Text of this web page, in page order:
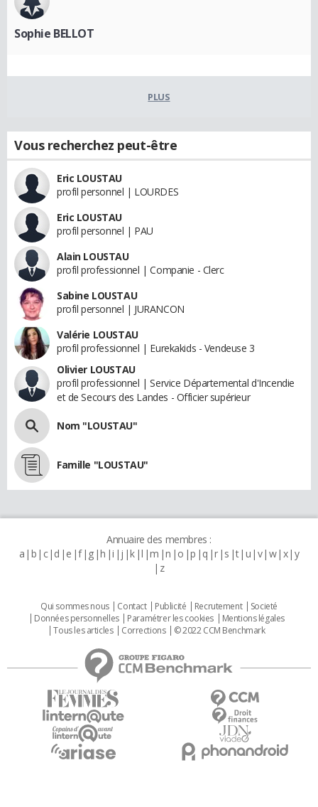
Sophie BELLOT
PLUS
Vous recherchez peut-être
Eric LOUSTAU
profil personnel | LOURDES
Eric LOUSTAU
profil personnel | PAU
Alain LOUSTAU
profil professionnel | Companie - Clerc
Sabine LOUSTAU
profil personnel | JURANCON
Valérie LOUSTAU
profil professionnel | Eurekakids - Vendeuse 3
Olivier LOUSTAU
profil professionnel | Service Départemental d'Incendie
et de Secours des Landes - Officier supérieur
Nom "LOUSTAU"
Famille "LOUSTAU"
Annuaire des membres :
a b c d e f g h i j k l m n o p q r s t u v w x y
z
Qui sommes nous Contact Publicité Recrutement
Societé
Données personnelles
Paramétrer les cookies
Mentions légales
Tous les articles
Corrections © 2022 CCM Benchmark